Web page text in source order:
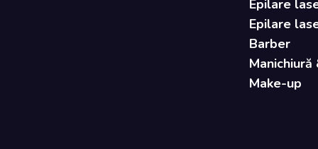
Epilare
Epilare
Barber
Manichiură
Make-up